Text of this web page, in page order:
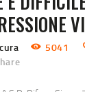
5041